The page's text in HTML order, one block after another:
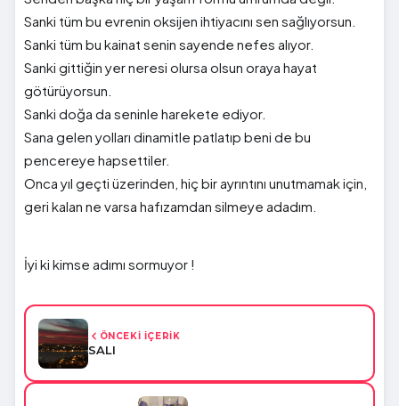
Sanki tüm bu evrenin oksijen ihtiyacını sen sağlıyorsun.
Sanki tüm bu kainat senin sayende nefes alıyor.
Sanki gittiğin yer neresi olursa olsun oraya hayat
götürüyorsun.
Sanki doğa da seninle harekete ediyor.
Sana gelen yolları dinamitle patlatıp beni de bu
pencereye hapsettiler.
Onca yıl geçti üzerinden, hiç bir ayrıntını unutmamak için,
geri kalan ne varsa hafızamdan silmeye adadım.
İyi ki kimse adımı sormuyor !
ÖNCEKİ İÇERİK
SALI